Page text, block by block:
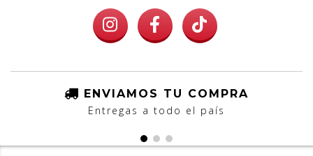
ENVIAMOS TU COMPRA
Entregas a todo el país